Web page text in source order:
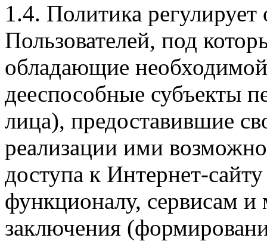
1.4. Политика
Пользователей, под
обладающие
дееспособные субъекты
лица), предоставившие
реализации ими
доступа к Интернет-
функционалу, сервисам и
заключения